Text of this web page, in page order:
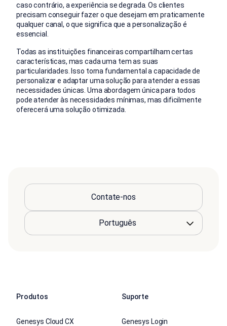
caso contrário, a experiência se degrada. Os clientes
precisam conseguir fazer o que desejam em praticamente
qualquer canal, o que significa que a personalização é
essencial.
Todas as instituições financeiras compartilham certas
características, mas cada uma tem as suas
particularidades. Isso torna fundamental a capacidade de
personalizar e adaptar uma solução para atender a essas
necessidades únicas. Uma abordagem única para todos
pode atender às necessidades mínimas, mas dificilmente
oferecerá uma solução otimizada.
Contate-nos
Produtos
Genesys Cloud CX
Suporte
Genesys Login